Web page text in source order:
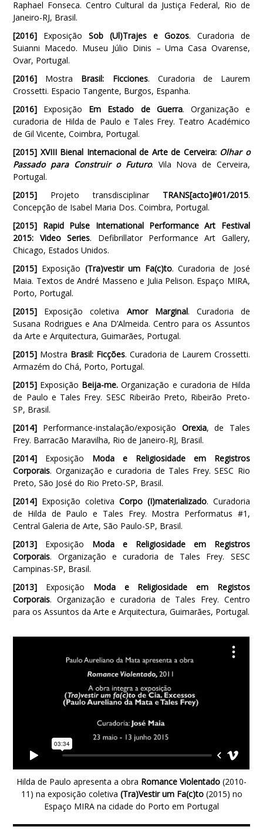
Raphael Fonseca. Centro Cultural da Justiça Federal, Rio de
Janeiro-RJ, Brasil.
[2016] ExposiçãoSob (Ul)Trajes e Gozos. Curadoria de
Suianni Macedo. Museu Júlio Dinis – Uma Casa Ovarense,
Ovar, Portugal.
[2016] Mostra Brasil: Ficciones. Curadoria de Laurem
Crossetti. Espacio Tangente, Burgos, Espanha.
[2016] Exposição Em Estado de Guerra. Organização e
curadoria de Hilda de Paulo e Tales Frey. Teatro Académico
de Gil Vicente, Coimbra, Portugal.
[2015] XVIII Bienal Internacional de Arte de Cerveira: Olhar o
Passado para Construir o Futuro. Vila Nova de Cerveira,
Portugal.
[2015] Projeto transdisciplinarTRANS[acto]#01/2015.
Concepção de Isabel Maria Dos. Coimbra, Portugal.
[2015] Rapid Pulse International Performance Art Festival
2015: Video Series. Defibrillator Performance Art Gallery,
Chicago, Estados Unidos.
[2015] Exposição (Tra)vestir um Fa(c)to. Curadoria de José
Maia. Textos de André Masseno e Julia Pelison. Espaço MIRA,
Porto, Portugal.
[2015] Exposição coletiva Amor Marginal. Curadoria de
Susana Rodrigues e Ana D’Almeida. Centro para os Assuntos
da Arte e Arquitectura, Guimarães, Portugal.
[2015] Mostra Brasil: Ficções. Curadoria de Laurem Crossetti.
Armazém do Chá, Porto, Portugal.
[2015] Exposição Beija-me.Organização e curadoria de Hilda
de Paulo e Tales Frey. SESC Ribeirão Preto, Ribeirão Preto-
SP, Brasil.
[2014] Performance-instalação/exposição Orexia, de Tales
Frey. Barracão Maravilha, Rio de Janeiro-RJ, Brasil.
[2014] Exposição Moda e Religiosidade em Registros
Corporais. Organização e curadoria de Tales Frey. SESC Rio
Preto, São José do Rio Preto-SP, Brasil.
[2014] Exposição coletiva Corpo (I)materializado. Curadoria
de Hilda de Paulo e Tales Frey. Mostra Performatus #1,
Central Galeria de Arte, São Paulo-SP, Brasil.
[2013] Exposição Moda e Religiosidade em Registros
Corporais. Organização e curadoria de Tales Frey. SESC
Campinas-SP, Brasil.
[2013] Exposição Moda e Religiosidade em Registos
Corporais. Organização e curadoria de Tales Frey. Centro
para os Assuntos da Arte e Arquitectura, Guimarães, Portugal.
Hilda de Paulo apresenta a obra Romance Violentado (2010-
11) na exposição coletiva (Tra)Vestir um Fa(c)to(2015) no
Espaço MIRA na cidade do Porto em Portugal